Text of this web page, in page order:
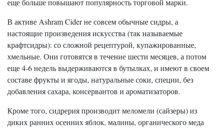
еще больше повышают популярность торговой марки.
В активе Ashram Cider не совсем обычные сидры, а
настоящие произведения искусства (так называемые
крафтсидры): со сложной рецептурой, купажированные,
хмельные. Они готовятся в течение шести месяцев, а потом
еще 4-6 недель выдерживаются в бутылках, и имеют в своем
составе фрукты и ягоды, натуральные соки, специи, без
добавления сахара, консервантов и ароматизаторов.
Кроме того, сидрерия производит меломели (сайзеры) из
диких ранних осенних яблок, малины, органического меда